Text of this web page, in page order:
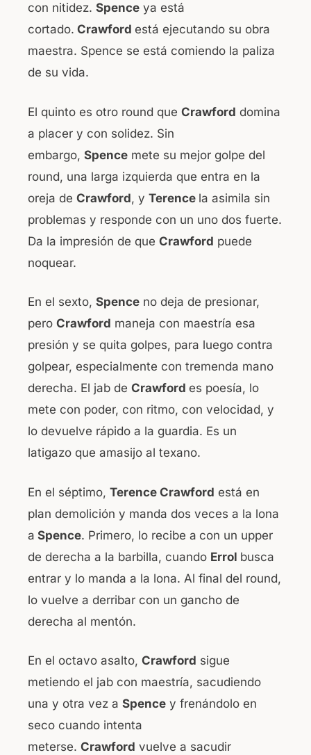
con nitidez. Spence ya está
cortado. Crawford está ejecutando su obra
maestra. Spence se está comiendo la paliza
de su vida.
El quinto es otro round que Crawford domina
a placer y con solidez. Sin
embargo, Spence mete su mejor golpe del
round, una larga izquierda que entra en la
oreja de Crawford, y Terence la asimila sin
problemas y responde con un uno dos fuerte.
Da la impresión de que Crawford puede
noquear.
En el sexto, Spence no deja de presionar,
pero Crawford maneja con maestría esa
presión y se quita golpes, para luego contra
golpear, especialmente con tremenda mano
derecha. El jab de Crawford es poesía, lo
mete con poder, con ritmo, con velocidad, y
lo devuelve rápido a la guardia. Es un
latigazo que amasijo al texano.
En el séptimo, Terence Crawford está en
plan demolición y manda dos veces a la lona
a Spence. Primero, lo recibe a con un upper
de derecha a la barbilla, cuando Errol busca
entrar y lo manda a la lona. Al final del round,
lo vuelve a derribar con un gancho de
derecha al mentón.
En el octavo asalto, Crawford sigue
metiendo el jab con maestría, sacudiendo
una y otra vez a Spence y frenándolo en
seco cuando intenta
meterse. Crawford vuelve a sacudir